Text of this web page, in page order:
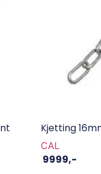
Kjetting
CAL
9999,-